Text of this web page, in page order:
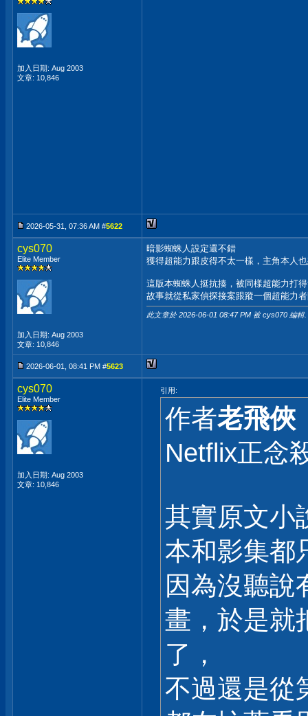
加入日期: Aug 2003
文章: 10,846
2026-05-31, 07:36 AM #5622
cys070
Elite Member
加入日期: Aug 2003
文章: 10,846
暗影蜘蛛人設定還不錯
獲得超能力跟皮得不太一樣，主角本人
這版本蜘蛛人挺抗揍，被同樣超能力打
故事就從私家偵探接案跟蹤一個超能力
此文章於 2026-06-01 08:47 PM 被 cys070 編輯.
2026-06-01, 08:41 PM #5623
cys070
Elite Member
加入日期: Aug 2003
文章: 10,846
引用:
作者老飛俠
Netflix正念
其實原文小
本和影集都
因為沒聽說
畫，於是就
了，
不過還是從